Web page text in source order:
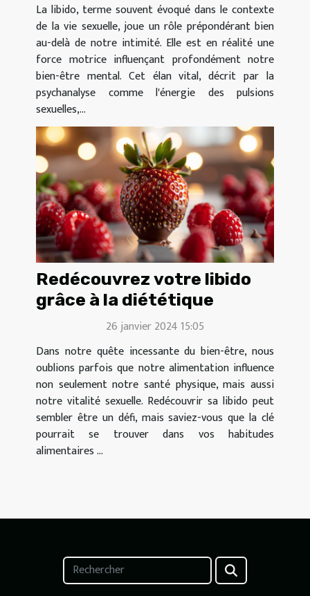
La libido, terme souvent évoqué dans le contexte
de la vie sexuelle, joue un rôle prépondérant bien
au-delà de notre intimité. Elle est en réalité une
force motrice influençant profondément notre
bien-être mental. Cet élan vital, décrit par la
psychanalyse comme l'énergie des pulsions
sexuelles,...
Redécouvrez votre libido
grâce à la diététique
26 janvier 2024 15:05
Dans notre quête incessante du bien-être, nous
oublions parfois que notre alimentation influence
non seulement notre santé physique, mais aussi
notre vitalité sexuelle. Redécouvrir sa libido peut
sembler être un défi, mais saviez-vous que la clé
pourrait se trouver dans vos habitudes
alimentaires ...